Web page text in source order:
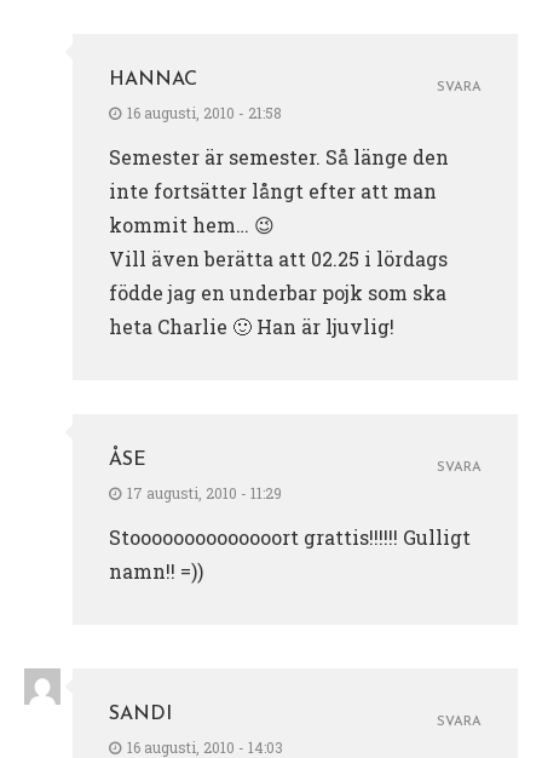
HANNAC
16 augusti, 2010 - 21:58
Semester är semester. Så länge den
inte fortsätter långt efter att man
kommit hem… 😉
Vill även berätta att 02.25 i lördags
födde jag en underbar pojk som ska
heta Charlie 🙂 Han är ljuvlig!
SVARA
ÅSE
17 augusti, 2010 - 11:29
Stoooooooooooooort grattis!!!!!! Gulligt
namn!! =))
SVARA
SANDI
16 augusti, 2010 - 14:03
SVARA